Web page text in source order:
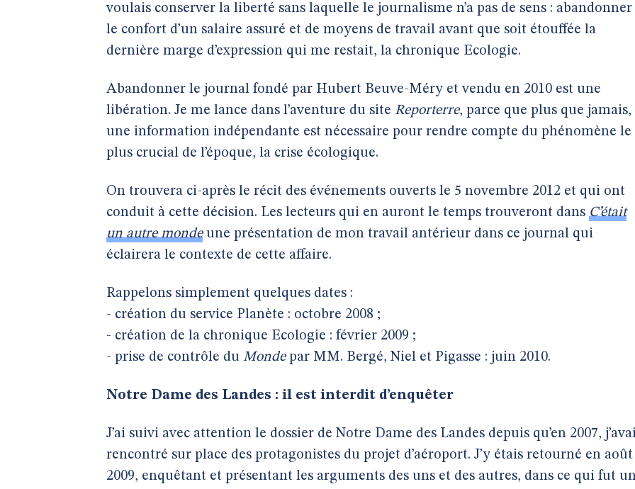
voulais conserver la liberté sans laquelle le journalisme n’a pas de sens : abandonner
le confort d’un salaire assuré et de moyens de travail avant que soit étouffée la
dernière marge d’expression qui me restait, la chronique Ecologie.
Abandonner le journal fondé par Hubert Beuve-Méry et vendu en 2010 est une
libération. Je me lance dans l’aventure du site Reporterre, parce que plus que jamais,
une information indépendante est nécessaire pour rendre compte du phénomène le
plus crucial de l’époque, la crise écologique.
On trouvera ci-après le récit des événements ouverts le 5 novembre 2012 et qui ont
conduit à cette décision. Les lecteurs qui en auront le temps trouveront dans C’était
un autre mondeune présentation de mon travail antérieur dans ce journal qui
éclairera le contexte de cette affaire.
Rappelons simplement quelques dates :
- création du service Planète : octobre 2008 ;
- création de la chronique Ecologie : février 2009 ;
- prise de contrôle du Mondepar MM. Bergé, Niel et Pigasse : juin 2010.
Notre Dame des Landes : il est interdit d’enquêter
J’ai suivi avec attention le dossier de Notre Dame des Landes depuis qu’en 2007,
rencontré sur place des protagonistes du projet d’aéroport. J’y étais retourné en août
2009, enquêtant et présentant les arguments des uns et des autres, dans ce qui fut